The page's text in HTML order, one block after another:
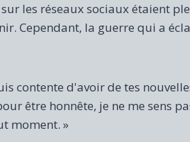
les réseaux sociaux étaient
Cependant, la guerre qui a
contente d'avoir de tes
être honnête, je ne me sens
moment. »